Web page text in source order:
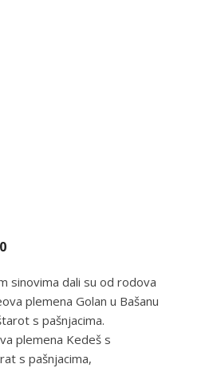
sinovima dali su od rodova
plemena Golan u Bašanu
s pašnjacima.
plemena Kedeš s
s pašnjacima,